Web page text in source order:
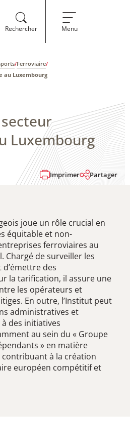
Rechercher Menu
/Ferroviaire/
au Luxembourg
Luxembourg
Imprimer Partager
joue un rôle crucial en
équitable et non-
ferroviaires au
Chargé de surveiller les
d’émettre des
la tarification, il assure une
les opérateurs et
En outre, l’Institut peut
administratives et
des initiatives
au sein du « Groupe
» en matière
contribuant à la création
européen compétitif et